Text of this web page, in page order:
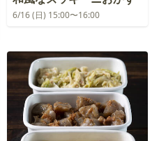
6/16 (日) 15:00〜16:00